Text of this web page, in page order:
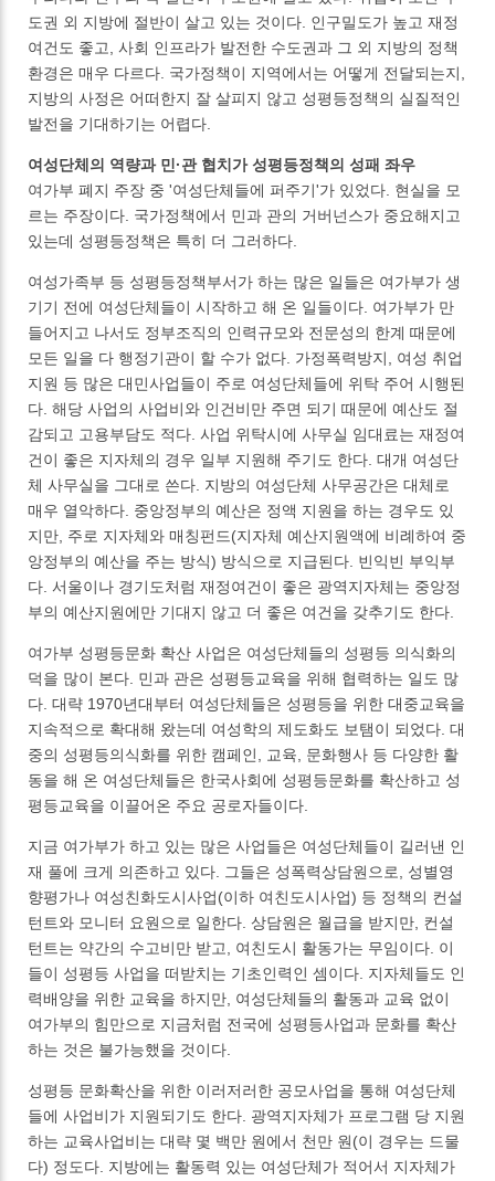
도권 외 지방에 절반이 살고 있는 것이다. 인구밀도가 높고 재정
여건도 좋고, 사회 인프라가 발전한 수도권과 그 외 지방의 정책
환경은 매우 다르다. 국가정책이 지역에서는 어떻게 전달되는지,
지방의 사정은 어떠한지 잘 살피지 않고 성평등정책의 실질적인
발전을 기대하기는 어렵다.
여성단체의 역량과 민·관 협치가 성평등정책의 성패 좌우
여가부 폐지 주장 중 '여성단체들에 퍼주기'가 있었다. 현실을 모
르는 주장이다. 국가정책에서 민과 관의 거버넌스가 중요해지고
있는데 성평등정책은 특히 더 그러하다.
여성가족부 등 성평등정책부서가 하는 많은 일들은 여가부가 생
기기 전에 여성단체들이 시작하고 해 온 일들이다. 여가부가 만
들어지고 나서도 정부조직의 인력규모와 전문성의 한계 때문에
모든 일을 다 행정기관이 할 수가 없다. 가정폭력방지, 여성 취업
지원 등 많은 대민사업들이 주로 여성단체들에 위탁 주어 시행된
다. 해당 사업의 사업비와 인건비만 주면 되기 때문에 예산도 절
감되고 고용부담도 적다. 사업 위탁시에 사무실 임대료는 재정여
건이 좋은 지자체의 경우 일부 지원해 주기도 한다. 대개 여성단
체 사무실을 그대로 쓴다. 지방의 여성단체 사무공간은 대체로
매우 열악하다. 중앙정부의 예산은 정액 지원을 하는 경우도 있
지만, 주로 지자체와 매칭펀드(지자체 예산지원액에 비례하여 중
앙정부의 예산을 주는 방식) 방식으로 지급된다. 빈익빈 부익부
다. 서울이나 경기도처럼 재정여건이 좋은 광역지자체는 중앙정
부의 예산지원에만 기대지 않고 더 좋은 여건을 갖추기도 한다.
여가부 성평등문화 확산 사업은 여성단체들의 성평등 의식화의
덕을 많이 본다. 민과 관은 성평등교육을 위해 협력하는 일도 많
다. 대략 1970년대부터 여성단체들은 성평등을 위한 대중교육을
지속적으로 확대해 왔는데 여성학의 제도화도 보탬이 되었다. 대
중의 성평등의식화를 위한 캠페인, 교육, 문화행사 등 다양한 활
동을 해 온 여성단체들은 한국사회에 성평등문화를 확산하고 성
평등교육을 이끌어온 주요 공로자들이다.
지금 여가부가 하고 있는 많은 사업들은 여성단체들이 길러낸 인
재 풀에 크게 의존하고 있다. 그들은 성폭력상담원으로, 성별영
향평가나 여성친화도시사업(이하 여친도시사업) 등 정책의 컨설
턴트와 모니터 요원으로 일한다. 상담원은 월급을 받지만, 컨설
턴트는 약간의 수고비만 받고, 여친도시 활동가는 무임이다. 이
들이 성평등 사업을 떠받치는 기초인력인 셈이다. 지자체들도 인
력배양을 위한 교육을 하지만, 여성단체들의 활동과 교육 없이
여가부의 힘만으로 지금처럼 전국에 성평등사업과 문화를 확산
하는 것은 불가능했을 것이다.
성평등 문화확산을 위한 이러저러한 공모사업을 통해 여성단체
들에 사업비가 지원되기도 한다. 광역지자체가 프로그램 당 지원
하는 교육사업비는 대략 몇 백만 원에서 천만 원(이 경우는 드물
다) 정도다. 지방에는 활동력 있는 여성단체가 적어서 지자체가